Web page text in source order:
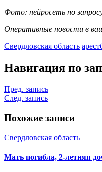
Фото: нейросеть по
Оперативные новости в
Свердловская область арест
Навигация по
Пред. запись
След. запись
Похожие записи
Свердловская область
Мать погибла, 2-летняя